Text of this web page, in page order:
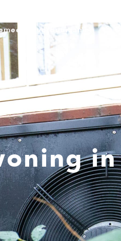
verduurzamen
in